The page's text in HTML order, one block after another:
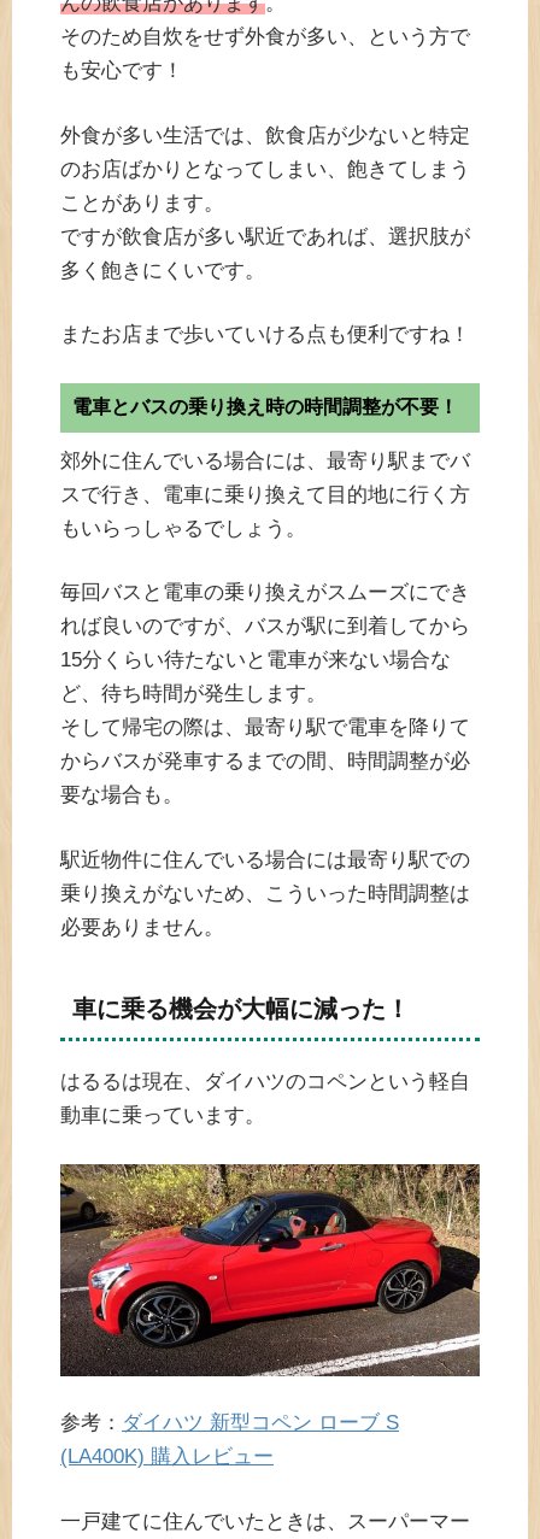
そのため自炊をせず外食が多い、という方で
も安心です！
外食が多い生活では、飲食店が少ないと特定
のお店ばかりとなってしまい、飽きてしまう
ことがあります。
ですが飲食店が多い駅近であれば、選択肢が
多く飽きにくいです。
またお店まで歩いていける点も便利ですね！
電車とバスの乗り換え時の時間調整が不要！
郊外に住んでいる場合には、最寄り駅までバ
スで行き、電車に乗り換えて目的地に行く方
もいらっしゃるでしょう。
毎回バスと電車の乗り換えがスムーズにでき
れば良いのですが、バスが駅に到着してから
15分くらい待たないと電車が来ない場合な
ど、待ち時間が発生します。
そして帰宅の際は、最寄り駅で電車を降りて
からバスが発車するまでの間、時間調整が必
要な場合も。
駅近物件に住んでいる場合には最寄り駅での
乗り換えがないため、こういった時間調整は
必要ありません。
車に乗る機会が大幅に減った！
はるるは現在、ダイハツのコペンという軽自
動車に乗っています。
参考： ダイハツ 新型コペン ローブ S
(LA400K) 購入レビュー
一戸建てに住んでいたときは、スーパーマー